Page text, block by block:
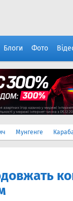
Блоги Фото
Мунгенге